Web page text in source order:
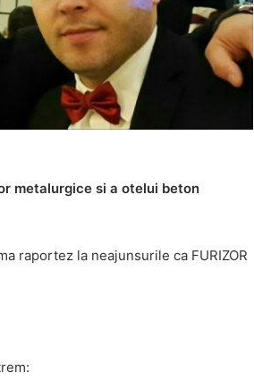
metalurgice si a otelui beton
raportez la neajunsurile ca FURIZOR